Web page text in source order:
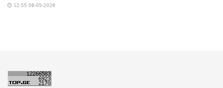
12:55 08-05-2026